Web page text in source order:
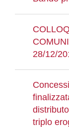
28/12/
triplo